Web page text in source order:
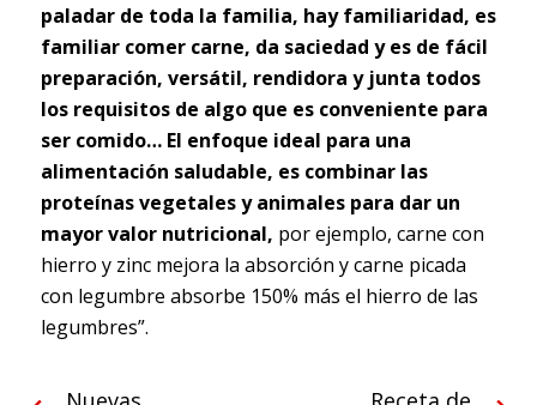
paladar de toda la familia, hay familiaridad, es
familiar comer carne, da saciedad y es de fácil
preparación, versátil, rendidora y junta todos
los requisitos de algo que es conveniente para
ser comido… El enfoque ideal para una
alimentación saludable, es combinar las
proteínas vegetales y animales para dar un
mayor valor nutricional, por ejemplo, carne con
hierro y zinc mejora la absorción y carne picada
con legumbre absorbe 150% más el hierro de las
legumbres”.